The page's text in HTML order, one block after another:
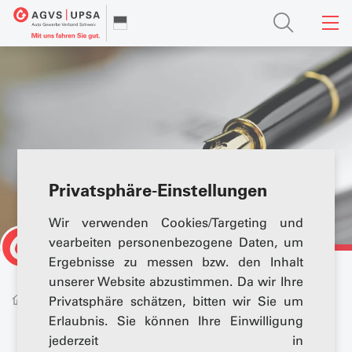
Privatsphäre-Einstellungen
Wir verwenden Cookies/Targeting und
vearbeiten personenbezogene Daten, um
Ergebnisse zu messen bzw. den Inhalt
unserer Website abzustimmen. Da wir Ihre
Privatsphäre schätzen, bitten wir Sie um
Erlaubnis. Sie können Ihre Einwilligung
jederzeit in
Recht und Politik Politik Stellungnahmen